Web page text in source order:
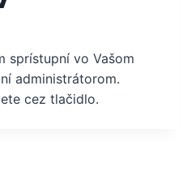
sprístupní vo Vašom
administrátorom.
cez tlačidlo.